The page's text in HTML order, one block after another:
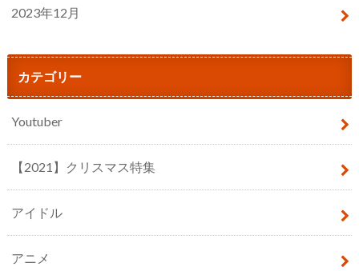
2023年12月
カテゴリー
Youtuber
【2021】クリスマス特集
アイドル
アニメ